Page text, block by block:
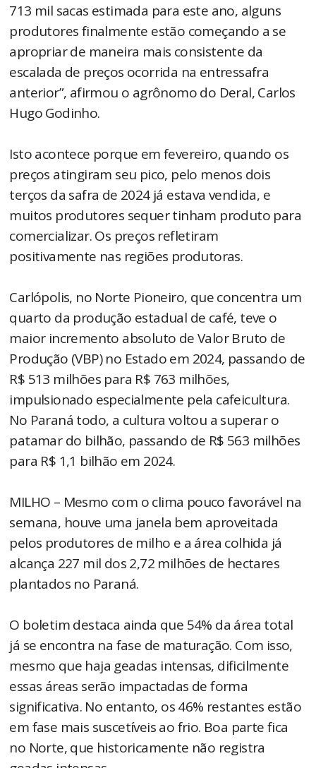
713 mil sacas estimada para este ano, alguns
produtores finalmente estão começando a se
apropriar de maneira mais consistente da
escalada de preços ocorrida na entressafra
anterior”, afirmou o agrônomo do Deral, Carlos
Hugo Godinho.
Isto acontece porque em fevereiro, quando os
preços atingiram seu pico, pelo menos dois
terços da safra de 2024 já estava vendida, e
muitos produtores sequer tinham produto para
comercializar. Os preços refletiram
positivamente nas regiões produtoras.
Carlópolis, no Norte Pioneiro, que concentra um
quarto da produção estadual de café, teve o
maior incremento absoluto de Valor Bruto de
Produção (VBP) no Estado em 2024, passando de
R$ 513 milhões para R$ 763 milhões,
impulsionado especialmente pela cafeicultura.
No Paraná todo, a cultura voltou a superar o
patamar do bilhão, passando de R$ 563 milhões
para R$ 1,1 bilhão em 2024.
MILHO – Mesmo com o clima pouco favorável na
semana, houve uma janela bem aproveitada
pelos produtores de milho e a área colhida já
alcança 227 mil dos 2,72 milhões de hectares
plantados no Paraná.
O boletim destaca ainda que 54% da área total
já se encontra na fase de maturação. Com isso,
mesmo que haja geadas intensas, dificilmente
essas áreas serão impactadas de forma
significativa. No entanto, os 46% restantes estão
em fase mais suscetíveis ao frio. Boa parte fica
no Norte, que historicamente não registra